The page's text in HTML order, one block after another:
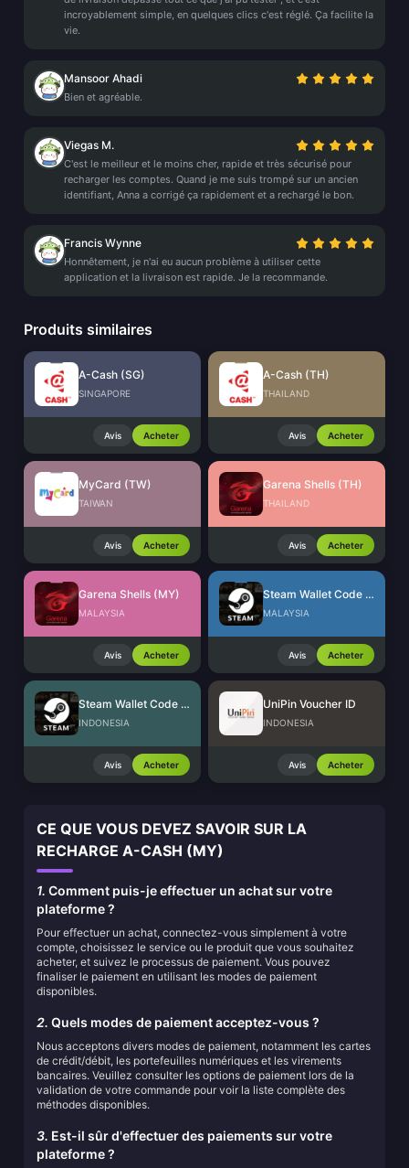
incroyablement simple, en quelques clics c'est réglé. Ça facilite la
vie.
Mansoor Ahadi
Bien et agréable.
Viegas M.
C'est le meilleur et le moins cher, rapide et très sécurisé pour
recharger les comptes. Quand je me suis trompé sur un ancien
identifiant, Anna a corrigé ça rapidement et a rechargé le bon.
Francis Wynne
Honnêtement, je n'ai eu aucun problème à utiliser cette
application et la livraison est rapide. Je la recommande.
Produits similaires
A-Cash (SG)
SINGAPORE
Avis Acheter
A-Cash (TH)
THAILAND
Avis Acheter
MyCard (TW)
TAIWAN
Avis Acheter
Garena Shells (TH)
THAILAND
Avis Acheter
Garena Shells (MY)
MALAYSIA
Avis Acheter
Steam Wallet Code (MYR)
MALAYSIA
Avis Acheter
Steam Wallet Code (IDR)
INDONESIA
Avis Acheter
UniPin Voucher ID
INDONESIA
Avis Acheter
CE QUE VOUS DEVEZ SAVOIR SUR LA
RECHARGE A-CASH (MY)
1. Comment puis-je effectuer un achat sur votre
plateforme ?
Pour effectuer un achat, connectez-vous simplement à votre
compte, choisissez le service ou le produit que vous souhaitez
acheter, et suivez le processus de paiement. Vous pouvez
finaliser le paiement en utilisant les modes de paiement
disponibles.
2. Quels modes de paiement acceptez-vous ?
Nous acceptons divers modes de paiement, notamment les cartes
de crédit/débit, les portefeuilles numériques et les virements
bancaires. Veuillez consulter les options de paiement lors de la
validation de votre commande pour voir la liste complète des
méthodes disponibles.
3. Est-il sûr d'effectuer des paiements sur votre
plateforme ?